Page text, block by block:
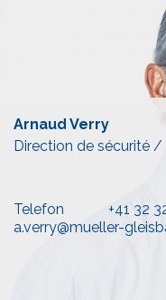
Arnaud Verry
Direction de sécurité /
Telefon
+41 32
a.verry@mueller-